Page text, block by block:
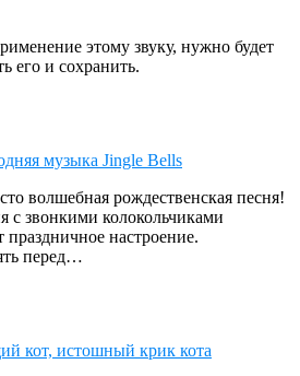
этому звуку, нужно будет
его и сохранить.
музыка Jingle Bells
волшебная рождественская песня!
с звонкими колокольчиками
праздничное настроение.
перед…
кот, истошный крик кота